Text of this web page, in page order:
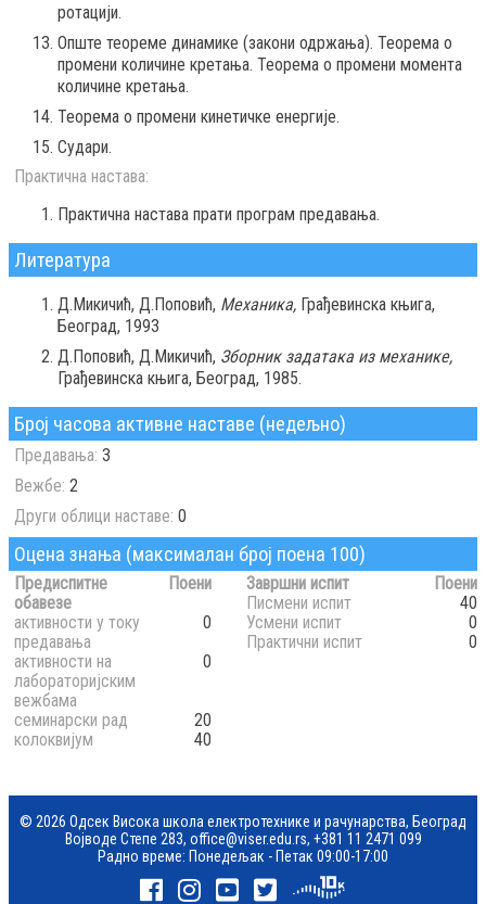
ротацији.
Опште теореме динамике (закони одржања). Теорема о
промени количине кретања. Теорема о промени момента
количине кретања.
Теорема о промени кинетичке енергије.
Судари.
Практична настава:
Практична настава прати програм предавања.
Литература
Д.Микичић, Д.Поповић, Механика, Грађевинска књига,
Београд, 1993
Д.Поповић, Д.Микичић, Зборник задатака из механике,
Грађевинска књига, Београд, 1985.
Број часова активне наставе (недељно)
Предавања: 3
Вежбе: 2
Други облици наставе: 0
Оцена знања (максималан број поена 100)
Предиспитне
обавезе
Поени
активности у току
предавања
0
активности на
лабораторијским
вежбама
0
семинарски рад
20
колоквијум
40
Завршни испит
Поени
Писмени испит
40
Усмени испит
0
Практични испит
0
© 2026 Одсек Висока школа електротехнике и рачунарства, Београд
Војводе Степе 283, office@viser.edu.rs, +381 11 2471 099
Радно време: Понедељак - Петак 09:00-17:00